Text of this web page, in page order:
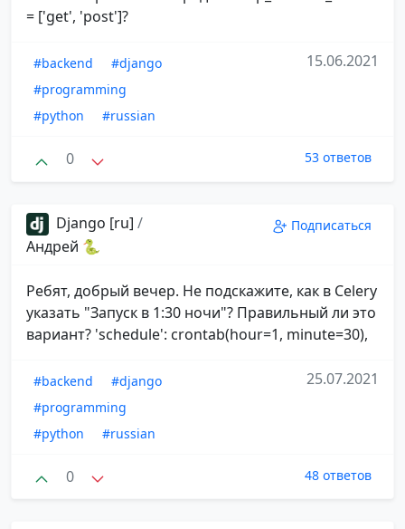
= ['get', 'post']?
#backend
#django
#programming
#python
#russian
15.06.2021
0 53 ответов
Django [ru] /
Андрей 🐍
Подписаться
Ребят, добрый вечер. Не подскажите, как в Celery
указать "Запуск в 1:30 ночи"? Правильный ли это
вариант? 'schedule': crontab(hour=1, minute=30),
#backend
#django
#programming
#python
#russian
25.07.2021
0 48 ответов